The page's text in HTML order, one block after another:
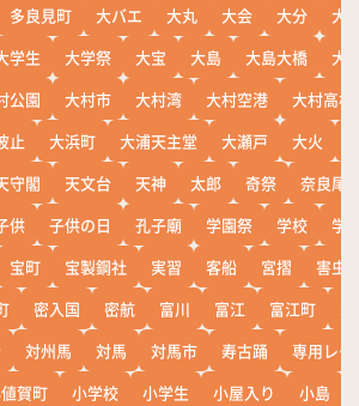
多良見町 大バエ 大丸 大会 大分
大
学生 大学祭 大宝 大島 大島大橋
大
公園 大村市 大村湾 大村空港
大村高校
止 大浜町 大浦天主堂 大瀬戸 大火
守閣 天文台 天神 太郎 奇祭
奈良尾
供 子供の日 孔子廟 学園祭 学校
学
宝町 宝製鋼社 実習 客船 宮摺
害虫
密入国 密航 富川 富江 富江町
対州馬 対馬 対馬市 寿古踊
専用レー
賀町 小学校 小学生 小屋入り 小島